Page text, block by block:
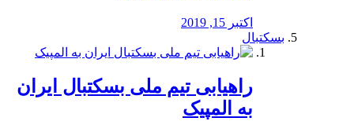
اکتبر 15, 2019
بسکتبال
راهیابی تیم ملی بسکتبال ایران
به المپیک